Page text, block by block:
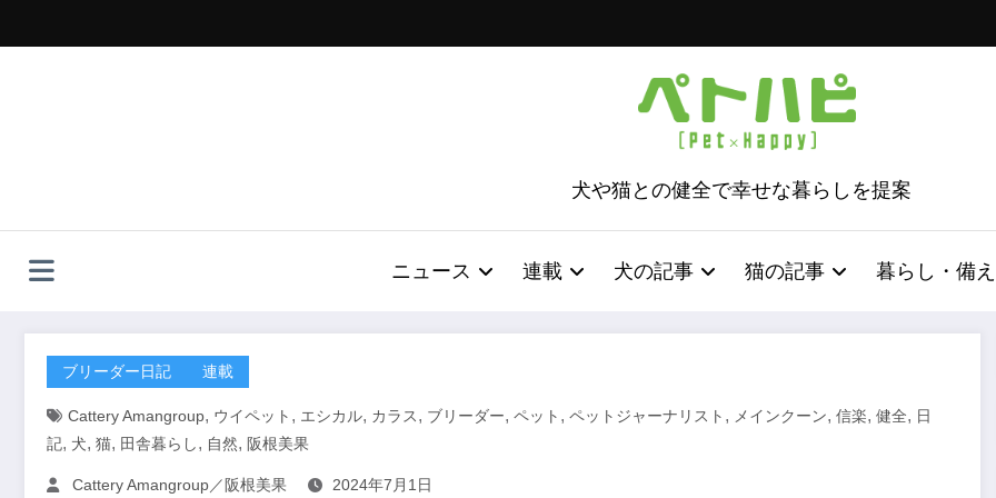
ッ
犬や猫との健全で幸せな暮らしを提案
ニュース 連載 犬の記事 猫の記事 暮らし・備え
ブリーダー日記 連載
Cattery Amangroup, ウイペット , エシカル, カラス, ブリーダー, ペット , ペットジャーナリスト , メインクーン, 信楽, 健全, 日
記, 犬, 猫, 田舎暮らし, 自然, 阪根美果
Cattery Amangroup／阪根美果 2024年7月1日